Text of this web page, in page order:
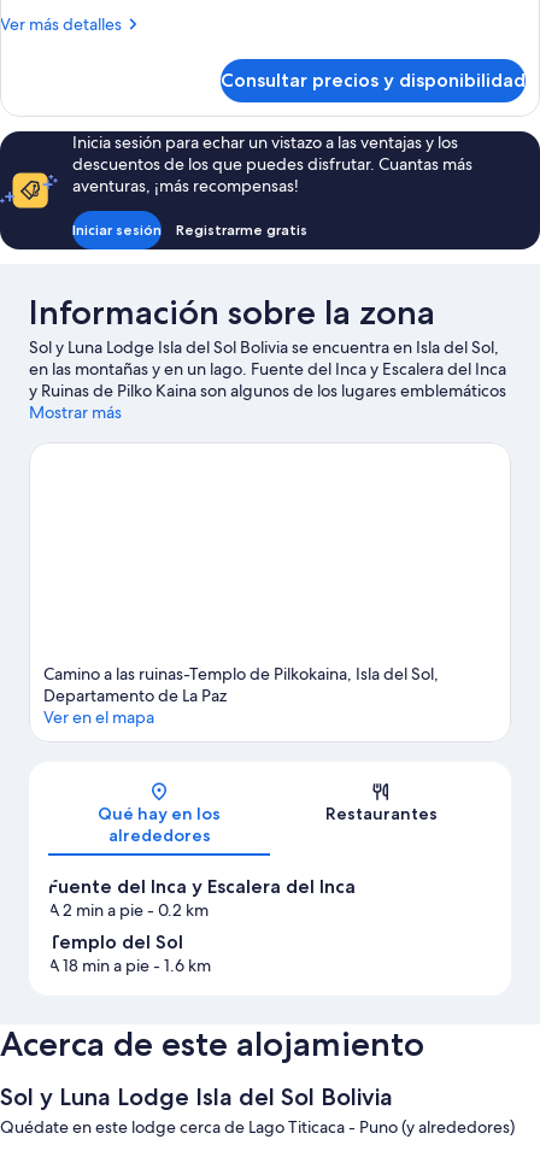
de
Ver más detalles
Más
Deluxe,
cama
de
matrimonio
Consultar precios y disponibilidad
Inicia sesión para echar un vistazo a las ventajas y los
descuentos de los que puedes disfrutar. Cuantas más
aventuras, ¡más recompensas!
Iniciar sesión Registrarme gratis
Información sobre la zona
Sol y Luna Lodge Isla del Sol Bolivia se encuentra en Isla del Sol,
en las montañas y en un lago. Fuente del Inca y Escalera del Inca
y Ruinas de Pilko Kaina son algunos de los lugares emblemáticos
de la región, cuya belleza natural puedes admirar en Lago
de Isla del Sol
Mostrar más
Camino a las ruinas-Templo de Pilkokaina, Isla del Sol,
Departamento de La Paz
Ver en el mapa
Qué hay en los
alrededores
Restaurantes
Fuente del Inca y Escalera del Inca
A 2 min a pie- 0.2 km
Templo del Sol
A 18 min a pie- 1.6 km
Acerca de este alojamiento
Sol y Luna Lodge Isla del Sol Bolivia
Quédate en este lodge cerca de Lago Titicaca - Puno (y alrededores)